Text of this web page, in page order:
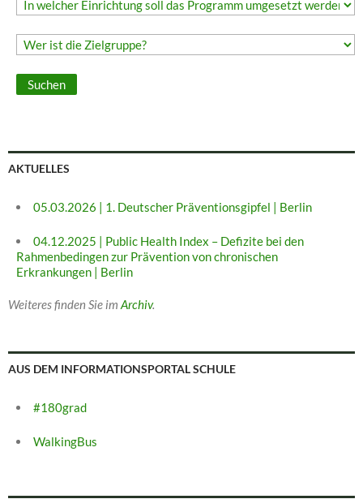
AKTUELLES
05.03.2026 | 1. Deutscher Präventionsgipfel | Berlin
04.12.2025 | Public Health Index – Defizite bei den
Rahmenbedingen zur Prävention von chronischen
Erkrankungen | Berlin
Weiteres finden Sie im Archiv.
AUS DEM INFORMATIONSPORTAL SCHULE
#180grad
WalkingBus